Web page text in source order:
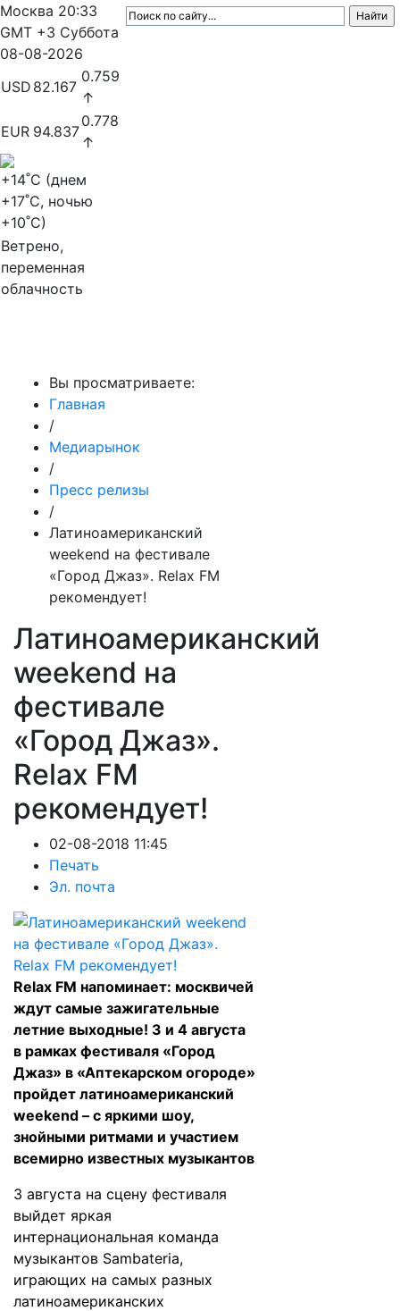
Москва 20:33
GMT +3 Суббота
08-08-2026
USD 82.167
0.759
↑
EUR 94.837
0.778
↑
+14˚C (днем
+17˚C, ночью
+10˚C)
Ветрено,
переменная
облачность
Вы просматриваете:
Главная
/
Медиарынок
/
Пресс релизы
/
Латиноамериканский
weekend на фестивале
«Город Джаз». Relax FM
рекомендует!
Латиноамериканский
weekend на
фестивале
«Город Джаз».
Relax FM
рекомендует!
02-08-2018 11:45
Печать
Эл. почта
Relax FM напоминает: москвичей
ждут самые зажигательные
летние выходные! 3 и 4 августа
в рамках фестиваля «Город
Джаз» в «Аптекарском огороде»
пройдет латиноамериканский
weekend – с яркими шоу,
знойными ритмами и участием
всемирно известных музыкантов
3 августа на сцену фестиваля
выйдет яркая
интернациональная команда
музыкантов Sambateria,
играющих на самых разных
латиноамериканских